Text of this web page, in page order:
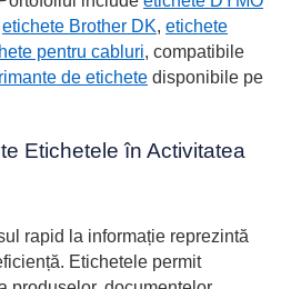
etichete Brother DK, etichete
pentru cabluri, compatibile
de etichete disponibile pe
Etichetele în Activitatea
rapid la informație reprezintă
Etichetele permit